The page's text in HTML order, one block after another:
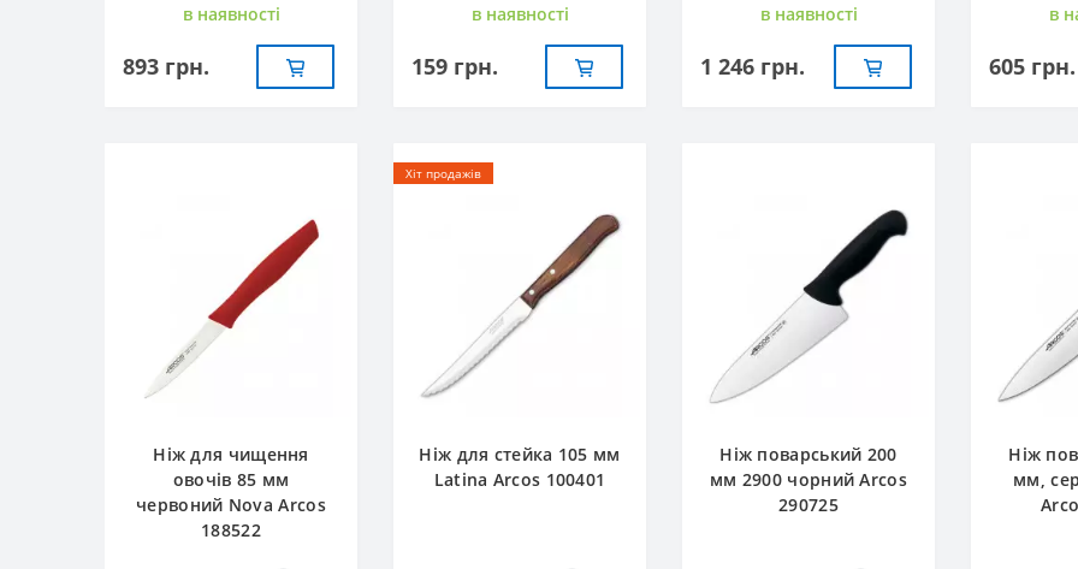
в наявностi
893 грн.
в наявностi
159 грн.
в наявностi
1 246 грн.
в
605 грн.
Ніж для чищення
овочів 85 мм
червоний Nova Arcos
188522
Хіт продажів
Ніж для стейка 105 мм
Latina Arcos 100401
Ніж поварський 200
мм 2900 чорний Arcos
290725
Ніж
мм,